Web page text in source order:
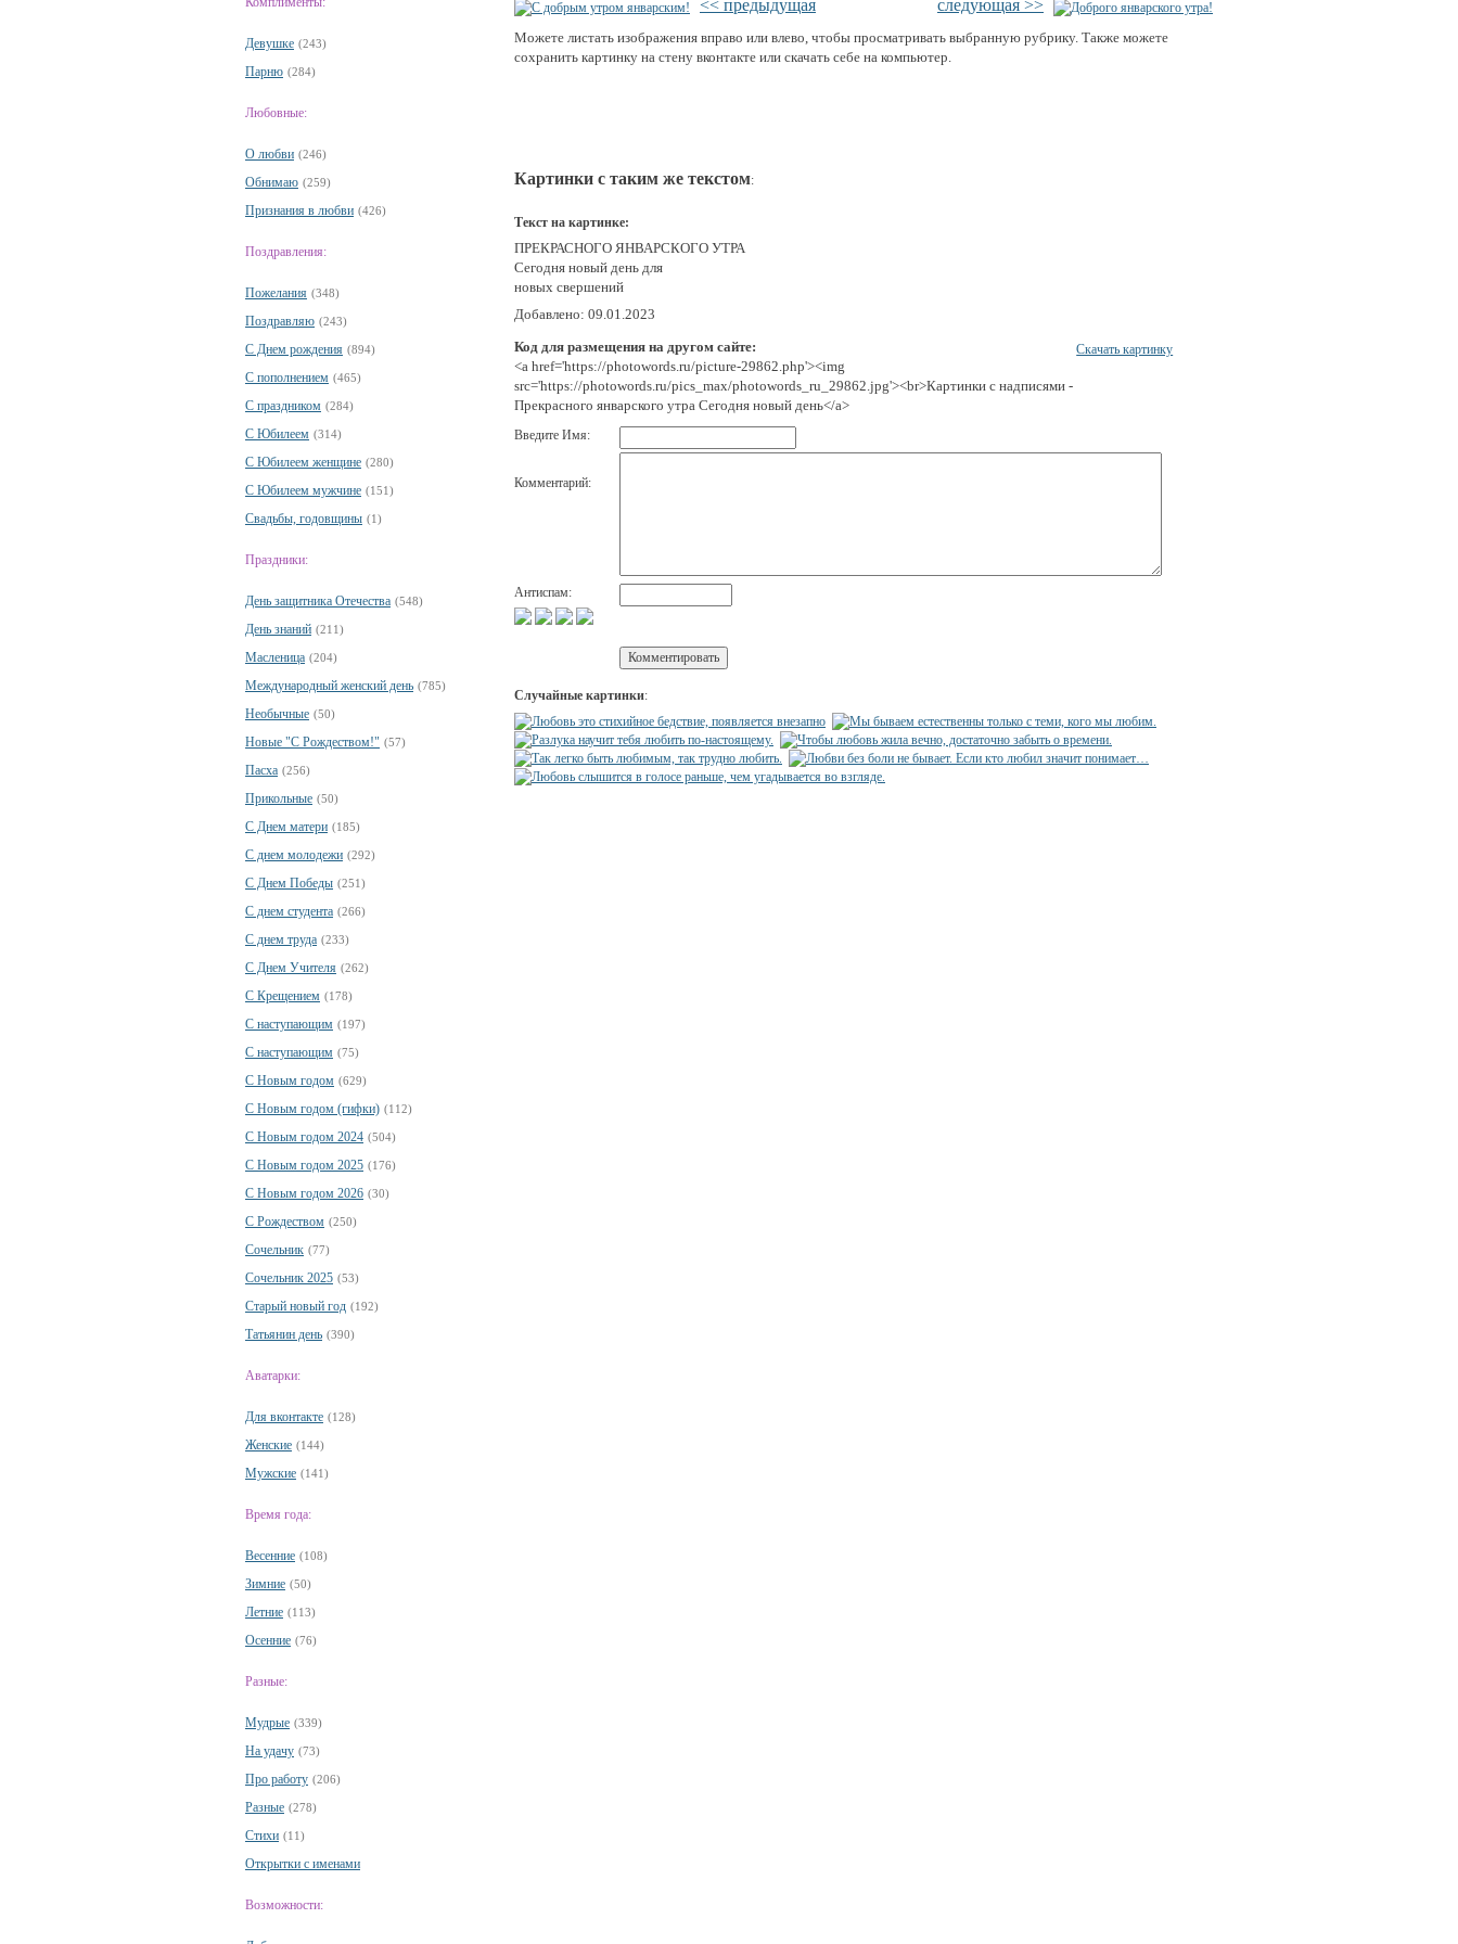
Девушке (243)
Парню (284)
Любовные:
О любви (246)
Обнимаю (259)
Признания в любви (426)
Поздравления:
Пожелания (348)
Поздравляю (243)
С Днем рождения (894)
С пополнением (465)
С праздником (284)
С Юбилеем (314)
С Юбилеем женщине (280)
С Юбилеем мужчине (151)
Свадьбы, годовщины (1)
Праздники:
День защитника Отечества (548)
День знаний (211)
Масленица (204)
Международный женский день (785)
Необычные (50)
Новые "С Рождеством!" (57)
Пасха (256)
Прикольные (50)
С Днем матери (185)
С днем молодежи (292)
С Днем Победы (251)
С днем студента (266)
С днем труда (233)
С Днем Учителя (262)
С Крещением (178)
С наступающим (197)
С наступающим (75)
С Новым годом (629)
С Новым годом (гифки) (112)
С Новым годом 2024 (504)
С Новым годом 2025 (176)
С Новым годом 2026 (30)
С Рождеством (250)
Сочельник (77)
Сочельник 2025 (53)
Старый новый год (192)
Татьянин день (390)
Аватарки:
Для вконтакте (128)
Женские (144)
Мужские (141)
Время года:
Весенние (108)
Зимние (50)
Летние (113)
Осенние (76)
Разные:
Мудрые (339)
На удачу (73)
Про работу (206)
Разные (278)
Стихи (11)
Открытки с именами
Возможности:
<< предыдущая следующая >>
Можете листать изображения вправо или влево, чтобы просматривать выбранную рубрику. Также можете
сохранить картинку на стену вконтакте или скачать себе на компьютер.
Картинки с таким же текстом:
Текст на картинке:
ПРЕКРАСНОГО ЯНВАРСКОГО УТРА
Сегодня новый день для
новых свершений
Добавлено: 09.01.2023
Код для размещения на другом сайте:
<a href='https://photowords.ru/picture-29862.php'><img
src='https://photowords.ru/pics_max/photowords_ru_29862.jpg'><br>Картинки с надписями -
Прекрасного январского утра Сегодня новый день</a>
Скачать картинку
Введите Имя:
Комментарий:
Антиспам:
Случайные картинки: